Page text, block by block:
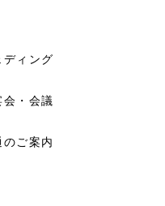
ディング
会・会議
のご案内